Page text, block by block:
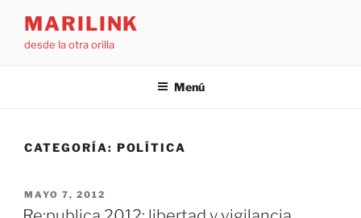
contenido
MARILINK
desde la otra orilla
Menú
CATEGORÍA: POLÍTICA
PUBLICADO
EL
MAYO 7, 2012